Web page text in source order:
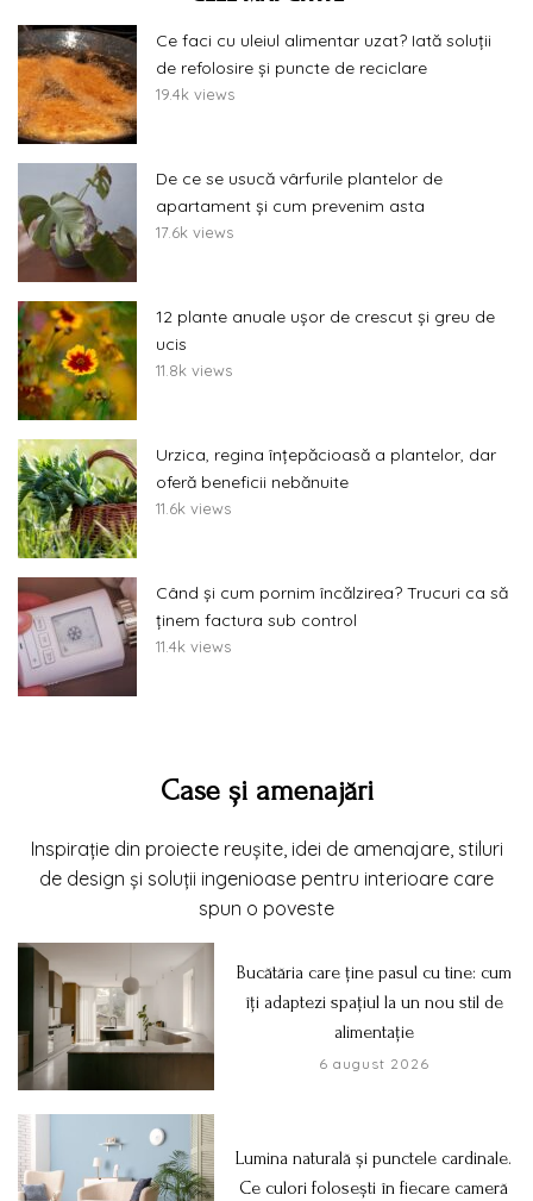
Ce faci cu uleiul alimentar uzat? Iată soluții
de refolosire și puncte de reciclare
19.4k views
De ce se usucă vârfurile plantelor de
apartament și cum prevenim asta
17.6k views
12 plante anuale ușor de crescut și greu de
ucis
11.8k views
Urzica, regina înțepăcioasă a plantelor, dar
oferă beneficii nebănuite
11.6k views
Când și cum pornim încălzirea? Trucuri ca să
ținem factura sub control
11.4k views
Case și amenajări
Inspirație din proiecte reușite, idei de amenajare, stiluri
de design și soluții ingenioase pentru interioare care
spun o poveste
Bucătăria care ține pasul cu tine: cum
îți adaptezi spațiul la un nou stil de
alimentație
6 august 2026
Lumina naturală și punctele cardinale.
Ce culori folosești în fiecare cameră